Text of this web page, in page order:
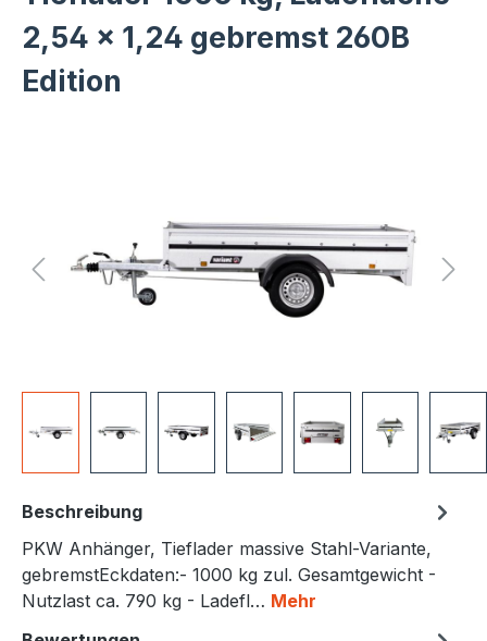
2,54 x 1,24 gebremst 260B
Edition
Beschreibung
PKW Anhänger, Tieflader massive Stahl-Variante,
gebremstEckdaten:- 1000 kg zul. Gesamtgewicht -
Nutzlast ca. 790 kg - Ladefl… Mehr